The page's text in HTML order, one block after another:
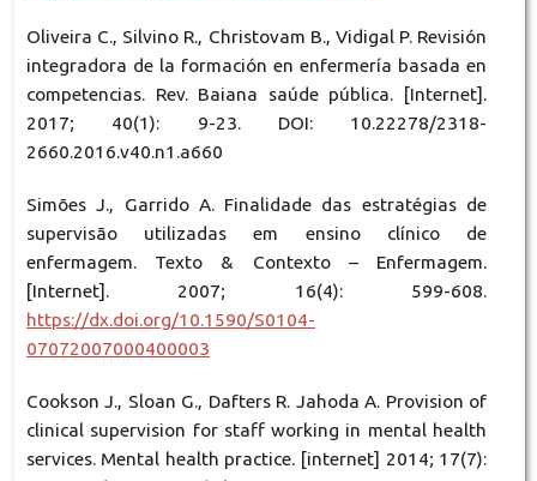
Oliveira C., Silvino R., Christovam B., Vidigal P. Revisión
integradora de la formación en enfermería basada en
competencias. Rev. Baiana saúde pública. [Internet].
2017; 40(1): 9-23. DOI: 10.22278/2318-
2660.2016.v40.n1.a660
Simões J., Garrido A. Finalidade das estratégias de
supervisão utilizadas em ensino clínico de
enfermagem. Texto & Contexto – Enfermagem.
[Internet]. 2007; 16(4): 599-608.
https://dx.doi.org/10.1590/S0104-
07072007000400003
Cookson J., Sloan G., Dafters R. Jahoda A. Provision of
clinical supervision for staff working in mental health
services. Mental health practice. [internet] 2014; 17(7):